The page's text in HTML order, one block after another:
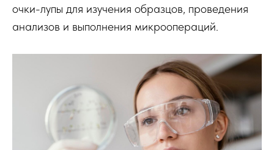
очки-лупы для изучения образцов, проведения
анализов и выполнения микроопераций.